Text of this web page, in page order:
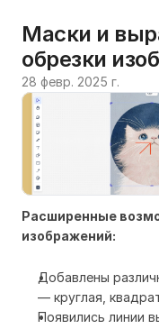
Маски и
обрезки
28 февр. 2025 г.
Расширенные
изображений:
Добавлены
— круглая,
Появились линии